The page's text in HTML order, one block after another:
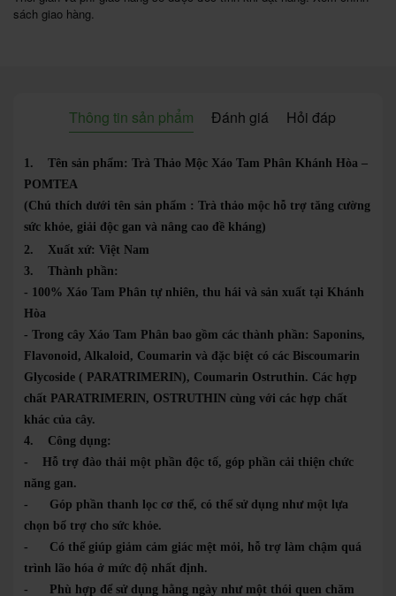
sách giao hàng.
Thông tin sản phẩm Đánh giá Hỏi đáp
1. Tên sản phẩm: Trà Thảo Mộc Xáo Tam Phân Khánh Hòa –
POMTEA
(Chú thích dưới tên sản phẩm : Trà thảo mộc hỗ trợ tăng cường
sức khỏe, giải độc gan và nâng cao đề kháng)
2. Xuất xứ: Việt Nam
3. Thành phần:
- 100% Xáo Tam Phân tự nhiên, thu hái và sản xuất tại Khánh
Hòa
- Trong cây Xáo Tam Phân bao gồm các thành phần: Saponins,
Flavonoid, Alkaloid, Coumarin và đặc biệt có các Biscoumarin
Glycoside ( PARATRIMERIN), Coumarin Ostruthin. Các hợp
chất PARATRIMERIN, OSTRUTHIN cùng với các hợp chất
khác của cây.
4. Công dụng:
- Hỗ trợ đào thải một phần độc tố, góp phần cải thiện chức
năng gan.
- Góp phần thanh lọc cơ thể, có thể sử dụng như một lựa
chọn bổ trợ cho sức khỏe.
- Có thể giúp giảm cảm giác mệt mỏi, hỗ trợ làm chậm quá
trình lão hóa ở mức độ nhất định.
- Phù hợp để sử dụng hằng ngày như một thói quen chăm